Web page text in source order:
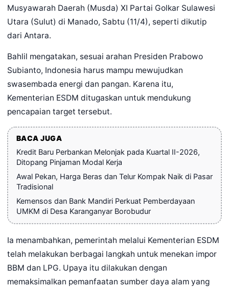
Musyawarah Daerah (Musda) XI Partai Golkar Sulawesi
Utara (Sulut) di Manado, Sabtu (11/4), seperti dikutip
dari Antara.
Bahlil mengatakan, sesuai arahan Presiden Prabowo
Subianto, Indonesia harus mampu mewujudkan
swasembada energi dan pangan. Karena itu,
Kementerian ESDM ditugaskan untuk mendukung
pencapaian target tersebut.
BACA JUGA
Kredit Baru Perbankan Melonjak pada Kuartal II-2026,
Ditopang Pinjaman Modal Kerja
Awal Pekan, Harga Beras dan Telur Kompak Naik di Pasar
Tradisional
Kemensos dan Bank Mandiri Perkuat Pemberdayaan
UMKM di Desa Karanganyar Borobudur
Ia menambahkan, pemerintah melalui Kementerian ESDM
telah melakukan berbagai langkah untuk menekan impor
BBM dan LPG. Upaya itu dilakukan dengan
memaksimalkan pemanfaatan sumber daya alam yang